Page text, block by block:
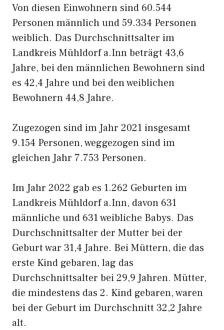
Von diesen Einwohnern sind 60.544
Personen männlich und 59.334 Personen
weiblich. Das Durchschnittsalter im
Landkreis Mühldorf a.Inn beträgt 43,6
Jahre, bei den männlichen Bewohnern sind
es 42,4 Jahre und bei den weiblichen
Bewohnern 44,8 Jahre.
Zugezogen sind im Jahr 2021 insgesamt
9.154 Personen, weggezogen sind im
gleichen Jahr 7.753 Personen.
Im Jahr 2022 gab es 1.262 Geburten im
Landkreis Mühldorf a.Inn, davon 631
männliche und 631 weibliche Babys. Das
Durchschnittsalter der Mutter bei der
Geburt war 31,4 Jahre. Bei Müttern, die das
erste Kind gebaren, lag das
Durchschnittsalter bei 29,9 Jahren. Mütter,
die mindestens das 2. Kind gebaren, waren
bei der Geburt im Durchschnitt 32,2 Jahre
alt.